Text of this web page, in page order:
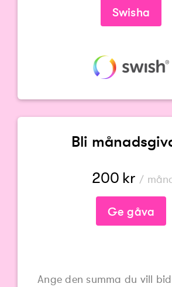
Swisha
Bli
200 kr /
Ge gåva
Ange den summa du vill